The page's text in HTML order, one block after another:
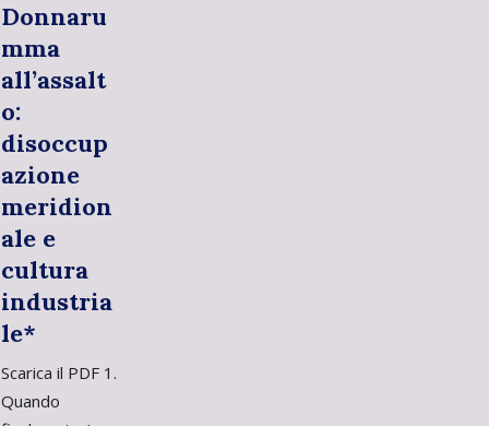
Donnaru
mma
all’assalt
o:
disoccup
azione
meridion
ale e
cultura
industria
le*
Scarica il PDF 1.
Quando